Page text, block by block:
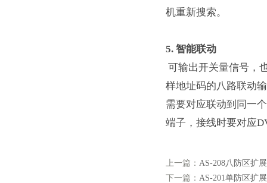
机重新搜索。
5. 智能联动
可输出开关量信号，
样地址码的八路联动
需要对应联动到同一
端子，接线时要对应
上一篇： AS-208八防区扩
下一篇： AS-201单防区扩